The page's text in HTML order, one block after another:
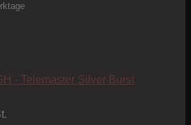
- Telemaster Silver Burst